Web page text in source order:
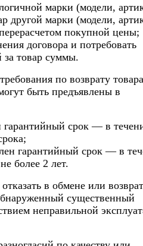
марки (модели,
другой марки (модели,
покупной цены;
договора и потребовать
за товар суммы.
по возврату товара
быть предъявлены в
гарантийный срок — в
гарантийный срок — в
более 2 лет.
в обмене или
существенный
неправильной